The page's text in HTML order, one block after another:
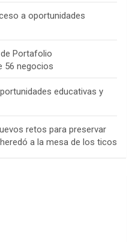
a oportunidades
Portafolio
56 negocios
educativas y
retos para preservar
a la mesa de los ticos